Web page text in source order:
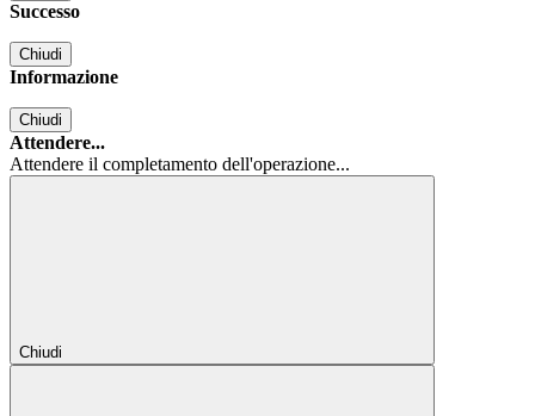
Successo
Chiudi
Informazione
Chiudi
Attendere...
Attendere il completamento dell'operazione...
Chiudi